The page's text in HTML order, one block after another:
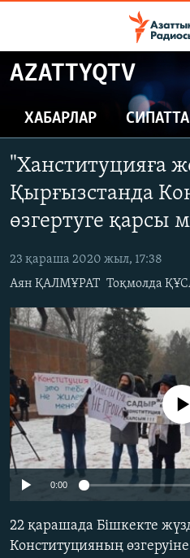
Skip
to
content
main
Navigation
Skip
Search
ЖАҢАЛЫҚТАР
САЯСАТ
ҚАҢТАР ОҚИҒАСЫ
АДАМ ҚҰҚЫҚТАРЫ
ӘЛЕУМЕТ
ӘЛЕМ
АРНАЙЫ ЖОБАЛАР
Русский
ЖАЗЫЛЫҢЫЗ
Басқа тілдерде
AZATTYQTV
ХАБАРЛАР
"Ханституцияға
Қырғызстанда
өзгертуге қарсы
23 қараша 2020 жыл, 17:38
Аян ҚАЛМҰРАТ Тоқмолда
No media source
0:00
22 қарашада Бішкекте
Конституцияның